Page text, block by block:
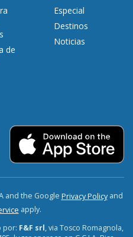
de
Especial
Destinos
Noticias
and the Google Privacy Policyand
apply.
por: F&F srl, via Tosco Romagnola,